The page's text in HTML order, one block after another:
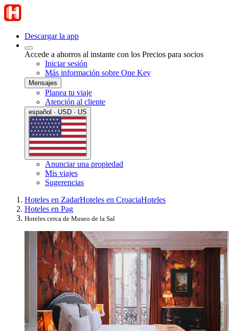
Descargar la app
Accede a ahorros al instante con los Precios para socios
Iniciar sesión
Más información sobre One Key
Mensajes
Planea tu viaje
Atención al cliente
español · USD · US
Anunciar una propiedad
Mis viajes
Sugerencias
Hoteles en ZadarHoteles en CroaciaHoteles
Hoteles en Pag
Hoteles cerca de Museo de la Sal